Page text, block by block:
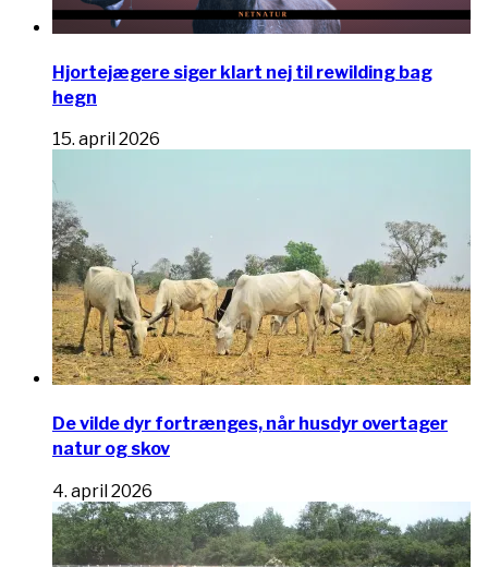
Hjortejægere siger klart nej til rewilding bag
hegn
15. april 2026
De vilde dyr fortrænges, når husdyr overtager
natur og skov
4. april 2026